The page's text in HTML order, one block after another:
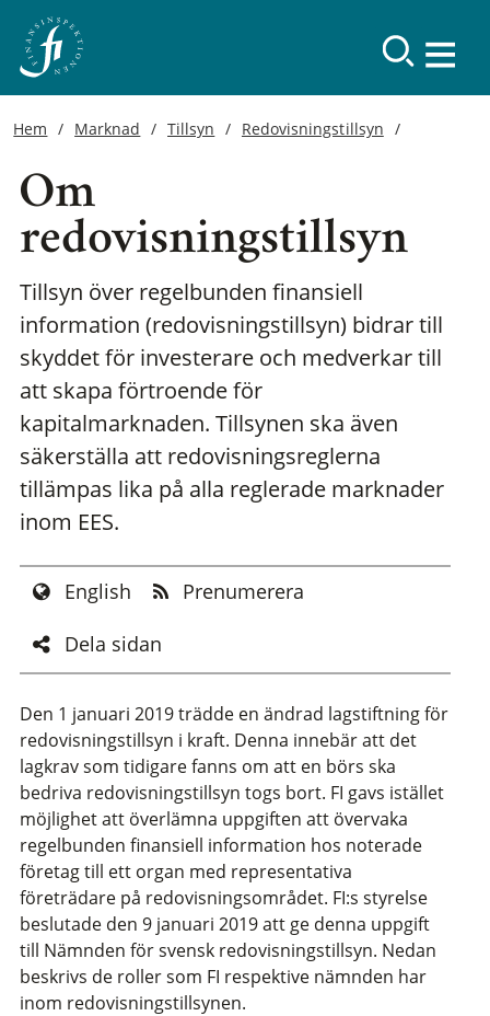
Hem Marknad Tillsyn Redovisningstillsyn
Om
redovisningstillsyn
Tillsyn över regelbunden finansiell
information (redovisningstillsyn) bidrar till
skyddet för investerare och medverkar till
att skapa förtroende för
kapitalmarknaden. Tillsynen ska även
säkerställa att redovisningsreglerna
tillämpas lika på alla reglerade marknader
inom EES.
English
Prenumerera
Dela sidan
Den 1 januari 2019 trädde en ändrad lagstiftning för
redovisningstillsyn i kraft. Denna innebär att det
lagkrav som tidigare fanns om att en börs ska
bedriva redovisningstillsyn togs bort. FI gavs istället
möjlighet att överlämna uppgiften att övervaka
regelbunden finansiell information hos noterade
företag till ett organ med representativa
företrädare på redovisningsområdet. FI:s styrelse
beslutade den 9 januari 2019 att ge denna uppgift
till Nämnden för svensk redovisningstillsyn. Nedan
beskrivs de roller som FI respektive nämnden har
inom redovisningstillsynen.